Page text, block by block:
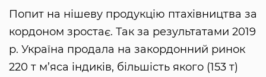
Попит на нішеву продукцію птахівництва за
кордоном зростає. Так за результатами 2019
р. Україна продала на закордонний ринок
220 т м’яса індиків, більшість якого (153 т)